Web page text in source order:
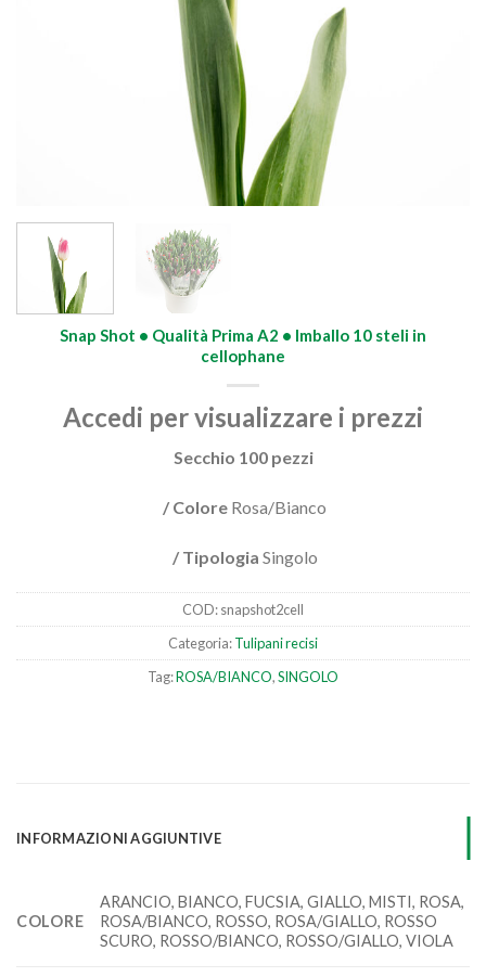
Snap Shot • Qualità Prima A2 • Imballo 10 steli in
cellophane
Accedi per visualizzare i prezzi
Secchio 100 pezzi
/ Colore Rosa/Bianco
/ Tipologia Singolo
COD:snapshot2cell
Categoria:Tulipani recisi
Tag:ROSA/BIANCO,SINGOLO
INFORMAZIONI AGGIUNTIVE
COLORE
ARANCIO, BIANCO, FUCSIA, GIALLO, MISTI, ROSA,
ROSA/BIANCO, ROSSO, ROSA/GIALLO, ROSSO
SCURO, ROSSO/BIANCO, ROSSO/GIALLO, VIOLA